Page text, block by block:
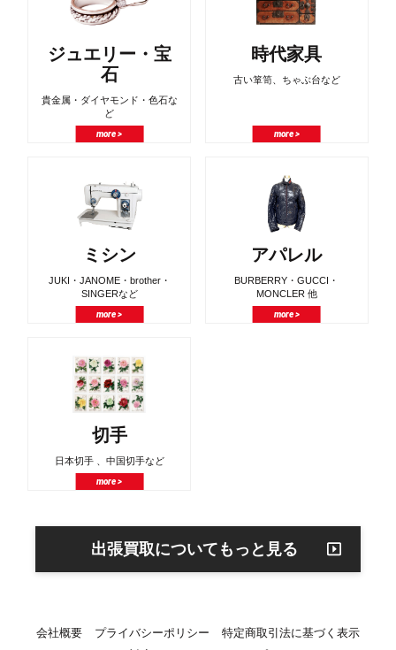
ジュエリー・宝
石
貴金属・ダイヤモンド・色石な
ど
more >
時代家具
古い箪笥、ちゃぶ台など
more >
ミシン
JUKI・JANOME・brother・
SINGERなど
more >
アパレル
BURBERRY・GUCCI・
MONCLER 他
more >
切手
日本切手 、中国切手など
more >
出張買取についてもっと見る
会社概要 プライバシーポリシー
特定商取引法に基づく表示